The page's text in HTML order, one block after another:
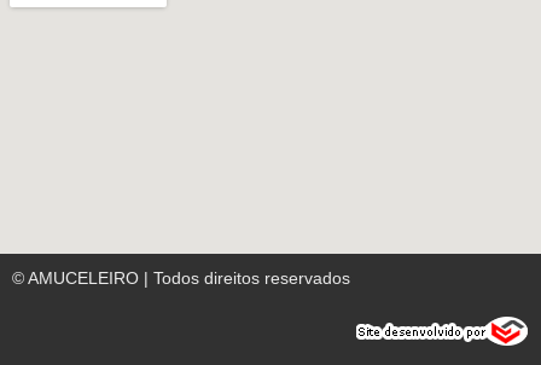
© AMUCELEIRO | Todos direitos reservados